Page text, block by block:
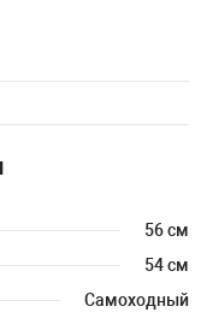
56 см
54 см
Самоходный